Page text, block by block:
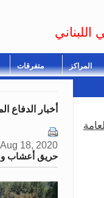
اللبناني
المراكز متفرقات
أخبار الدفاع
Aug 18, 2020
حريق أعشاب و